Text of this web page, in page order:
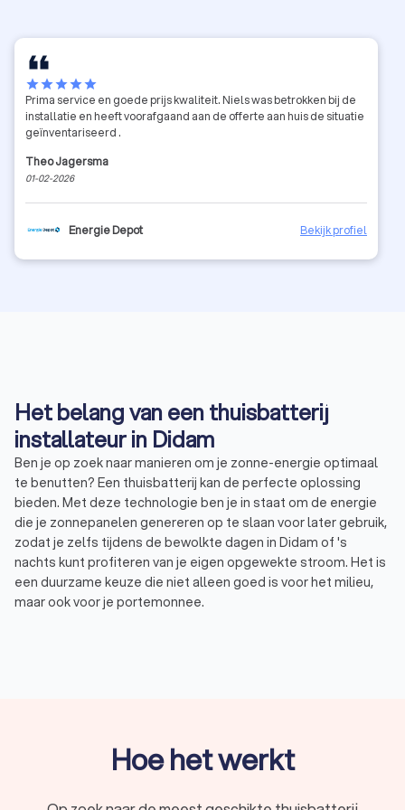
starstarstarstarstar
Prima service en goede prijs kwaliteit. Niels was betrokken bij de
installatie en heeft voorafgaand aan de offerte aan huis de situatie
geïnventariseerd .
Theo Jagersma
01-02-2026
Energie Depot Bekijk profiel
Het belang van een thuisbatterij
installateur in Didam
Ben je op zoek naar manieren om je zonne-energie optimaal
te benutten? Een thuisbatterij kan de perfecte oplossing
bieden. Met deze technologie ben je in staat om de energie
die je zonnepanelen genereren op te slaan voor later gebruik,
zodat je zelfs tijdens de bewolkte dagen in Didam of 's
nachts kunt profiteren van je eigen opgewekte stroom. Het is
een duurzame keuze die niet alleen goed is voor het milieu,
maar ook voor je portemonnee.
deze installateurs een Trustoo Score van 8.8 gebaseerd op
zeker van kwaliteit en betrouwbaarheid.
Hoe het werkt